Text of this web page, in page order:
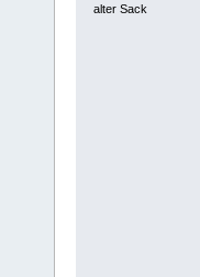
alter Sack